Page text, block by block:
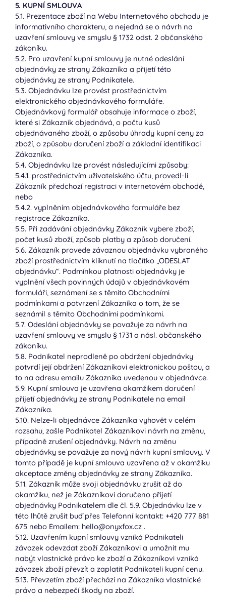
5. KUPNÍ SMLOUVA
5.1. Prezentace zboží na Webu Internetového obchodu je
informativního charakteru, a nejedná se o návrh na
uzavření smlouvy ve smyslu § 1732 odst. 2 občanského
zákoníku.
5.2. Pro uzavření kupní smlouvy je nutné odeslání
objednávky ze strany Zákazníka a přijetí této
objednávky ze strany Podnikatele.
5.3. Objednávku lze provést prostřednictvím
elektronického objednávkového formuláře.
Objednávkový formulář obsahuje informace o zboží,
které si Zákazník objednává, o počtu kusů
objednávaného zboží, o způsobu úhrady kupní ceny za
zboží, o způsobu doručení zboží a základní identifikaci
Zákazníka.
5.4. Objednávku lze provést následujícími způsoby:
5.4.1. prostřednictvím uživatelského účtu, provedl-li
Zákazník předchozí registraci v internetovém obchodě,
nebo
5.4.2. vyplněním objednávkového formuláře bez
registrace Zákazníka.
5.5. Při zadávání objednávky Zákazník vybere zboží,
počet kusů zboží, způsob platby a způsob doručení.
5.6. Zákazník provede závaznou objednávku vybraného
zboží prostřednictvím kliknutí na tlačítko „ODESLAT
objednávku“. Podmínkou platnosti objednávky je
vyplnění všech povinných údajů v objednávkovém
formuláři, seznámení se s těmito Obchodními
podmínkami a potvrzení Zákazníka o tom, že se
seznámil s těmito Obchodními podmínkami.
5.7. Odeslání objednávky se považuje za návrh na
uzavření smlouvy ve smyslu § 1731 a násl. občanského
zákoníku.
5.8. Podnikatel neprodleně po obdržení objednávky
potvrdí její obdržení Zákazníkovi elektronickou poštou, a
to na adresu emailu Zákazníka uvedenou v objednávce.
5.9. Kupní smlouva je uzavřena okamžikem doručení
přijetí objednávky ze strany Podnikatele na email
Zákazníka.
5.10. Nelze-li objednávce Zákazníka vyhovět v celém
rozsahu, zašle Podnikatel Zákazníkovi návrh na změnu,
případně zrušení objednávky. Návrh na změnu
objednávky se považuje za nový návrh kupní smlouvy. V
tomto případě je kupní smlouva uzavřena až v okamžiku
akceptace změny objednávky ze strany Zákazníka.
5.11. Zákazník může svoji objednávku zrušit až do
okamžiku, než je Zákazníkovi doručeno přijetí
objednávky Podnikatelem dle čl. 5.9. Objednávku lze v
této lhůtě zrušit buď přes Telefonní kontakt: +420 777 881
675 nebo Emailem: hello@onyxfox.cz .
5.12. Uzavřením kupní smlouvy vzniká Podnikateli
závazek odevzdat zboží Zákazníkovi a umožnit mu
nabýt vlastnické právo ke zboží a Zákazníkovi vzniká
závazek zboží převzít a zaplatit Podnikateli kupní cenu.
5.13. Převzetím zboží přechází na Zákazníka vlastnické
právo a nebezpečí škody na zboží.